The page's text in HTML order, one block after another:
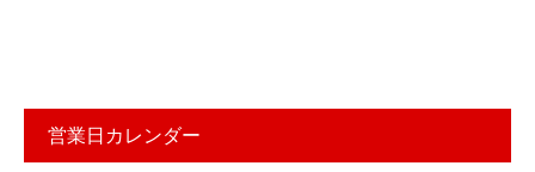
営業日カレンダー